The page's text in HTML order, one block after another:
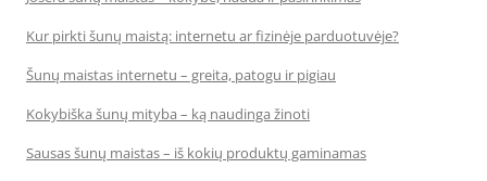
Kur pirkti šunų maistą: internetu ar fizinėje parduotuvėje?
Šunų maistas internetu – greita, patogu ir pigiau
Kokybiška šunų mityba – ką naudinga žinoti
Sausas šunų maistas – iš kokių produktų gaminamas